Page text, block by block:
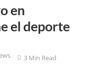
en
el deporte
3 Min Read